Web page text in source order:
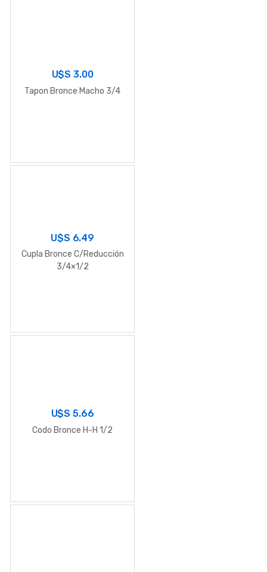
U$S 3.00
Tapon Bronce Macho 3/4
U$S 6.49
Cupla Bronce C/Reducción
3/4×1/2
U$S 5.66
Codo Bronce H-H 1/2